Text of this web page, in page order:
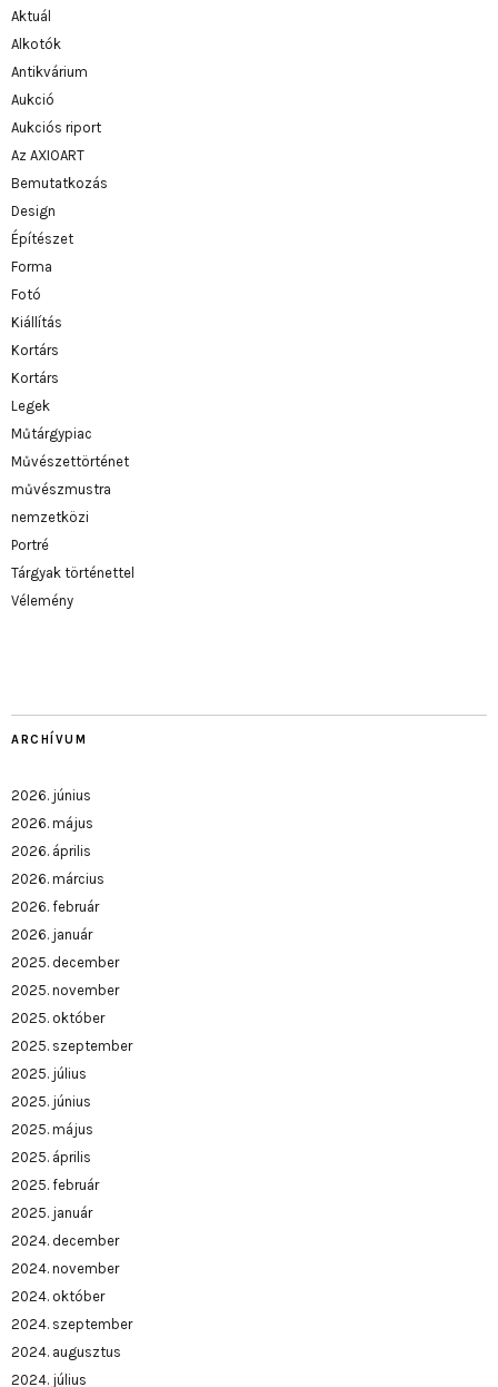
Aktuál
Alkotók
Antikvárium
Aukció
Aukciós riport
Az AXIOART
Bemutatkozás
Design
Építészet
Forma
Fotó
Kiállítás
Kortárs
Kortárs
Legek
Műtárgypiac
Művészettörténet
művészmustra
nemzetközi
Portré
Tárgyak történettel
Vélemény
ARCHÍVUM
2026. június
2026. május
2026. április
2026. március
2026. február
2026. január
2025. december
2025. november
2025. október
2025. szeptember
2025. július
2025. június
2025. május
2025. április
2025. február
2025. január
2024. december
2024. november
2024. október
2024. szeptember
2024. augusztus
2024. július